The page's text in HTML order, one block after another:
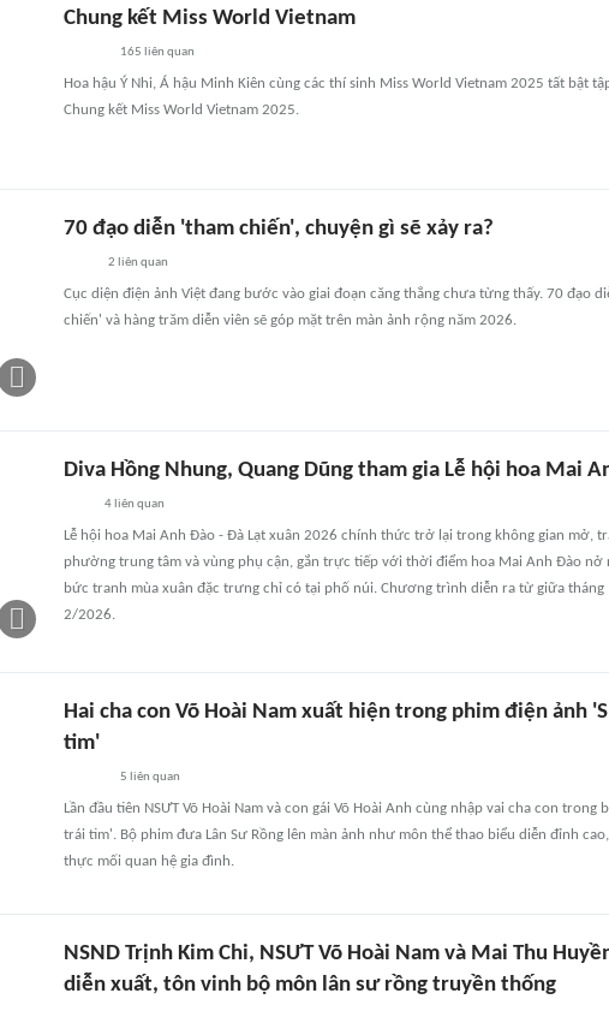
Chung kết Miss World Vietnam
165 liên quan
Hoa hậu Ý Nhi, Á hậu Minh Kiên cùng các thí sinh Miss World Vietnam 2025 tất bật
Chung kết Miss World Vietnam 2025.
70 đạo diễn 'tham chiến', chuyện gì sẽ xảy ra?
2 liên quan
Cục diện điện ảnh Việt đang bước vào giai đoạn căng thẳng chưa từng thấy. 70 đạo
chiến' và hàng trăm diễn viên sẽ góp mặt trên màn ảnh rộng năm 2026.
Diva Hồng Nhung, Quang Dũng tham gia Lễ hội hoa Mai
4liên quan
Lễ hội hoa Mai Anh Đào - Đà Lạt xuân 2026 chính thức trở lại trong không gian mở,
phường trung tâm và vùng phụ cận, gắn trực tiếp với thời điểm hoa Mai Anh Đào nở
bức tranh mùa xuân đặc trưng chỉ có tại phố núi. Chương trình diễn ra từ giữa tháng
2/2026.
Hai cha con Võ Hoài Nam xuất hiện trong phim điện ảnh
tim'
5 liên quan
Lần đầu tiên NSƯT Võ Hoài Nam và con gái Võ Hoài Anh cùng nhập vai cha con trong
trái tim'. Bộ phim đưa Lân Sư Rồng lên màn ảnh như môn thể thao biểu diễn đỉnh
thực mối quan hệ gia đình.
NSND Trịnh Kim Chi, NSƯT Võ Hoài Nam và Mai Thu
diễn xuất, tôn vinh bộ môn lân sư rồng truyền thống